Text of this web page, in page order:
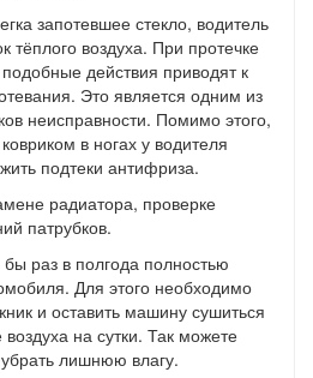
запотевшее стекло, водитель
тёплого воздуха. При протечке
действия приводят к
Это является одним из
неисправности. Помимо этого,
в ногах у водителя
подтеки антифриза.
радиатора, проверке
патрубков.
раз в полгода полностью
Для этого необходимо
и оставить машину сушиться
на сутки. Так можете
лишнюю влагу.